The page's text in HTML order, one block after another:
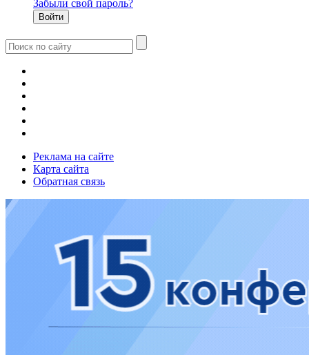
Забыли свой пароль?
Реклама на сайте
Карта сайта
Обратная связь